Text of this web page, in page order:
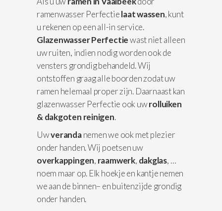
ramenwasser Perfectielaat wassen, kunt
u rekenen op een all-in service.
Glazenwasser Perfectiewast niet alleen
uw ruiten, indien nodig worden ook de
vensters grondig behandeld. Wij
ontstoffen graag alle boorden zodat uw
ramen helemaal proper zijn. Daarnaast kan
glazenwasser Perfectie ook uwrolluiken
& dakgoten reinigen.
Uwverandanemen we ook met plezier
onder handen. Wij poetsen uw
overkappingen, raamwerk, dakglas, …
noem maar op. Elk hoekje en kantje nemen
we aan de binnen– en buitenzijde grondig
onder handen.